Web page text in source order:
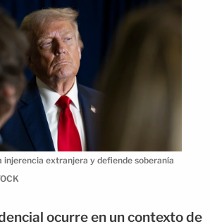
injerencia extranjera y defiende soberanía
ocurre en un contexto de